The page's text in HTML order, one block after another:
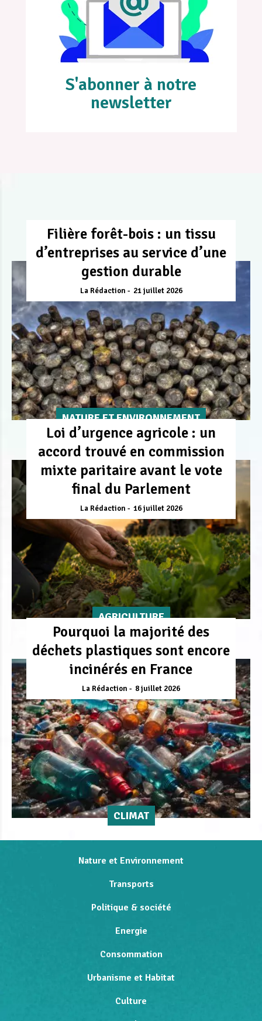
S'abonner à notre
newsletter
Filière forêt-bois : un tissu
d’entreprises au service d’une
gestion durable
La Rédaction 21 juillet 2026
NATURE ET ENVIRONNEMENT
Loi d’urgence agricole : un
accord trouvé en commission
mixte paritaire avant le vote
final du Parlement
La Rédaction 16 juillet 2026
AGRICULTURE
Pourquoi la majorité des
déchets plastiques sont encore
incinérés en France
La Rédaction 8 juillet 2026
CLIMAT
Nature et Environnement
Transports
Politique & société
Energie
Consommation
Urbanisme et Habitat
Culture